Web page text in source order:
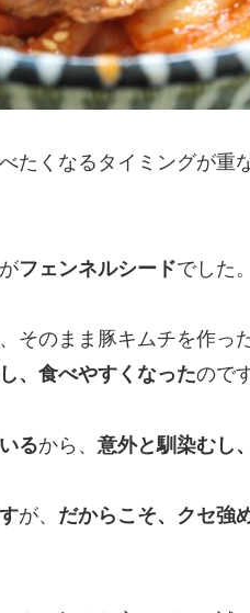
たくなるタイミングが重
フェンネルシードでした。
そのまま豚キムチを作っ
、食べやすくなったので
るから、 意外と馴染むし
が、 だからこそ、クセ強